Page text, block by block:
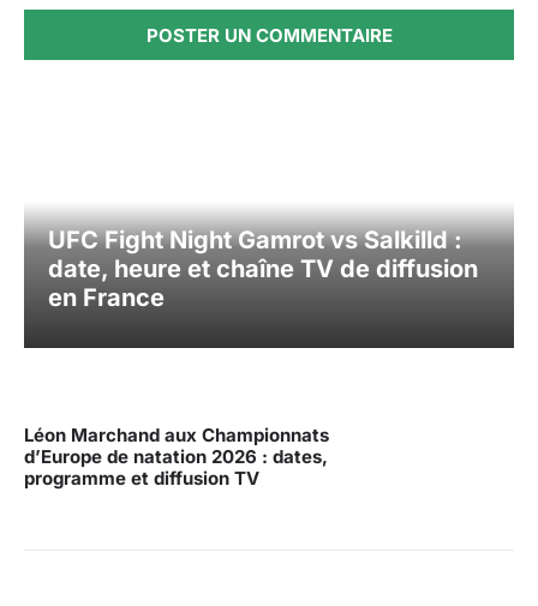
UFC Fight Night Gamrot vs Salkilld :
date, heure et chaîne TV de diffusion
en France
Léon Marchand aux Championnats
d’Europe de natation 2026 : dates,
programme et diffusion TV